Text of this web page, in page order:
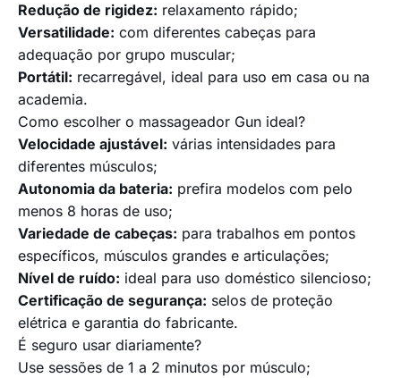
Redução de rigidez: relaxamento rápido;
Versatilidade: com diferentes cabeças para
adequação por grupo muscular;
Portátil: recarregável, ideal para uso em casa ou na
academia.
Como escolher o massageador Gun ideal?
Velocidade ajustável: várias intensidades para
diferentes músculos;
Autonomia da bateria: prefira modelos com pelo
menos 8 horas de uso;
Variedade de cabeças: para trabalhos em pontos
específicos, músculos grandes e articulações;
Nível de ruído: ideal para uso doméstico silencioso;
Certificação de segurança: selos de proteção
elétrica e garantia do fabricante.
É seguro usar diariamente?
Use sessões de 1 a 2 minutos por músculo;